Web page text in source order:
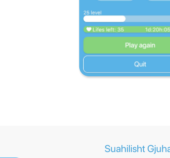
Suahilisht